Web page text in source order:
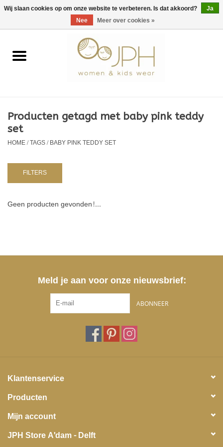
EUR/GBP/USD 0 Artikelen - €0,00
Home
Kids
Baby
Producten getagd met baby pink teddy
set
HOME/TAGS/BABY PINK TEDDY SET
FILTERS
Geen producten gevonden!...
Meld je aan voor onze nieuwsbrief:
ABONNEER
Klantenservice
Producten
Mijn account
JPH Store A'dam - Delft
Wij slaan cookies op om onze website te verbeteren. Is dat akkoord?
Ja
Nee
Meer over cookies »